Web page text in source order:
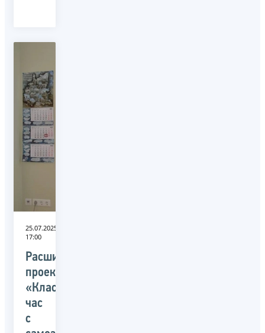
25.07.2025
17:00
Расширение
проекта
«Классный
час
с